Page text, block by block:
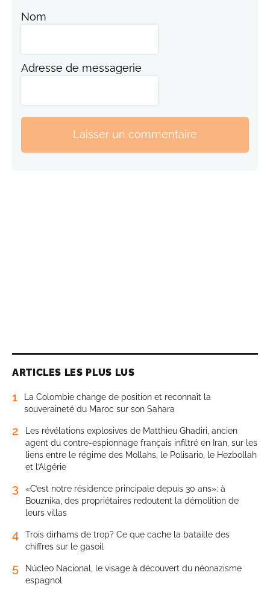
Nom
Adresse de messagerie
Laisser un commentaire
ARTICLES LES PLUS LUS
1
La Colombie change de position et reconnaît la
souveraineté du Maroc sur son Sahara
2
Les révélations explosives de Matthieu Ghadiri, ancien
agent du contre-espionnage français infiltré en Iran, sur les
liens entre le régime des Mollahs, le Polisario, le Hezbollah
et l’Algérie
3
«C’est notre résidence principale depuis 30 ans»: à
Bouznika, des propriétaires redoutent la démolition de
leurs villas
4
Trois dirhams de trop? Ce que cache la bataille des
chiffres sur le gasoil
5
Núcleo Nacional, le visage à découvert du néonazisme
espagnol